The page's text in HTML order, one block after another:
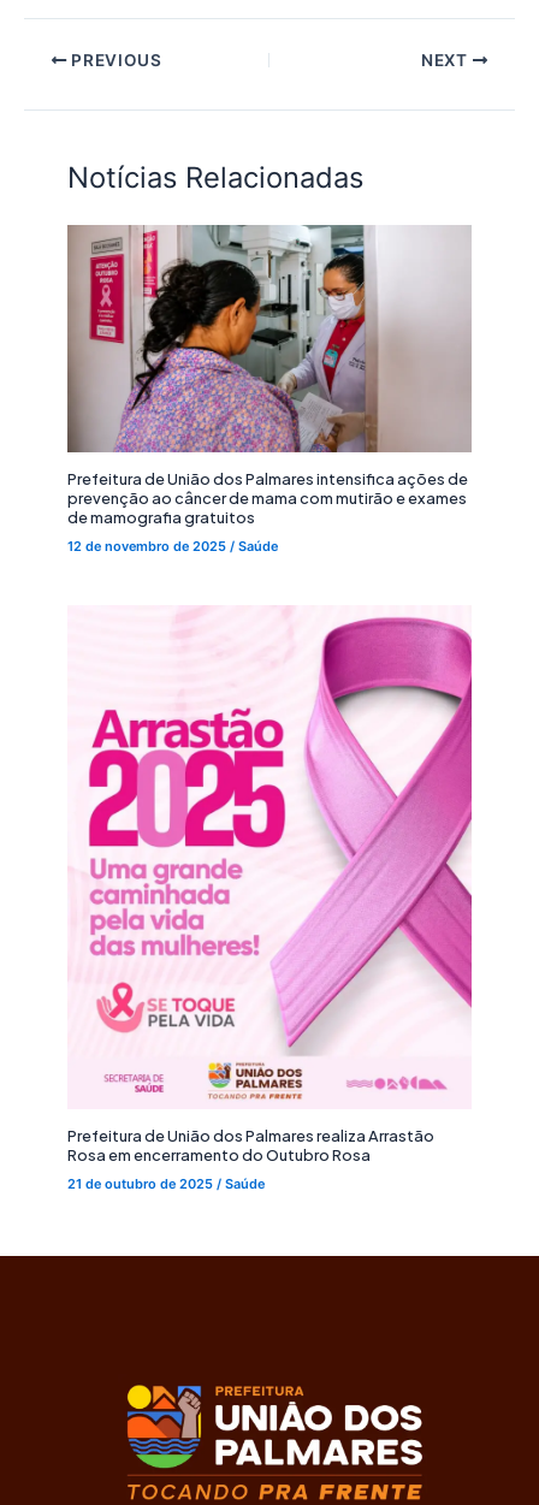
PREVIOUS NEXT
Notícias Relacionadas
Prefeitura de União dos Palmares intensifica ações de
prevenção ao câncer de mama com mutirão e exames
de mamografia gratuitos
12 de novembro de 2025/Saúde
Prefeitura de União dos Palmares realiza Arrastão
Rosa em encerramento do Outubro Rosa
21 de outubro de 2025/Saúde